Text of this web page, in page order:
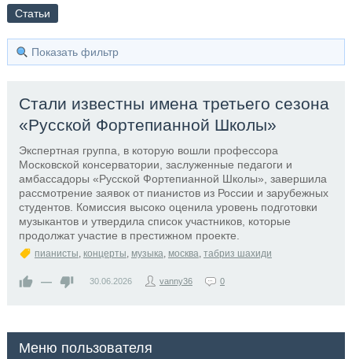
Статьи
Показать фильтр
Стали известны имена третьего сезона
«Русской Фортепианной Школы»
Экспертная группа, в которую вошли профессора
Московской консерватории, заслуженные педагоги и
амбассадоры «Русской Фортепианной Школы», завершила
рассмотрение заявок от пианистов из России и зарубежных
студентов. Комиссия высоко оценила уровень подготовки
музыкантов и утвердила список участников, которые
продолжат участие в престижном проекте.
пианисты, концерты, музыка, москва, табриз шахиди
— 30.06.2026 vanny36 0
Меню пользователя